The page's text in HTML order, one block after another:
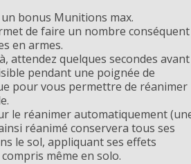
bonus Munitions max.
de faire un nombre conséquent
en armes.
attendez quelques secondes avant
pendant une poignée de
pour vous permettre de réanimer
le réanimer automatiquement
réanimé conservera tous ses
le sol, appliquant ses effets
même en solo.